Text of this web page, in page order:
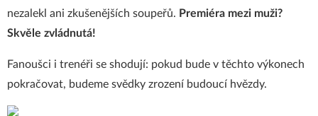
nezalekl ani zkušenějších soupeřů. Premiéra mezi muži?
Skvěle zvládnutá!
Fanoušci i trenéři se shodují: pokud bude v těchto výkonech
pokračovat, budeme svědky zrození budoucí hvězdy.